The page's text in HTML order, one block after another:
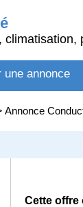
climatisation,
une annonce
Annonce
Cette offre